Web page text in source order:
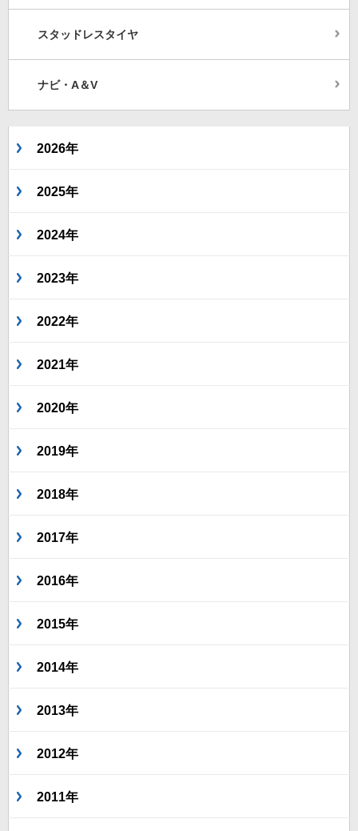
スタッドレスタイヤ
ナビ・A＆V
2026年
2025年
2024年
2023年
2022年
2021年
2020年
2019年
2018年
2017年
2016年
2015年
2014年
2013年
2012年
2011年